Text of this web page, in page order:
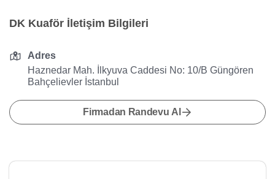
DK Kuaför İletişim Bilgileri
Adres
Haznedar Mah. İlkyuva Caddesi No: 10/B Güngören
Bahçelievler İstanbul
Firmadan Randevu Al